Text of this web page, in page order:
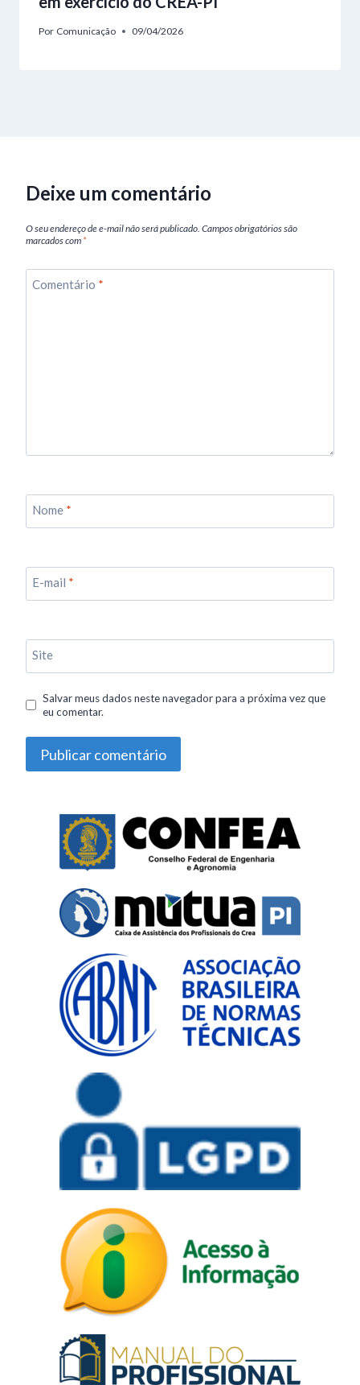
Por Comunicação 09/04/2026
Deixe um comentário
O seu endereço de e-mail não será publicado. Campos obrigatórios são
marcados com *
Comentário *
Nome *
E-mail *
Site
Salvar meus dados neste navegador para a próxima vez que
eu comentar.